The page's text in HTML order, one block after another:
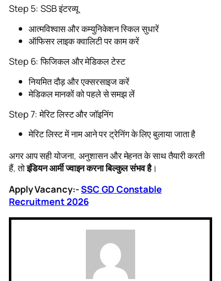
Step 5: SSB इंटरव्यू
आत्मविश्वास और कम्युनिकेशन स्किल सुधारें
ऑफिसर लाइक क्वालिटी पर काम करें
Step 6: फिजिकल और मेडिकल टेस्ट
नियमित दौड़ और एक्सरसाइज करें
मेडिकल मानकों को पहले से समझ लें
Step 7: मेरिट लिस्ट और जॉइनिंग
मेरिट लिस्ट में नाम आने पर ट्रेनिंग के लिए बुलाया जाता है
अगर आप सही योजना, अनुशासन और मेहनत के साथ तैयारी करती
हैं, तोइंडियन आर्मी ज्वाइन करना बिल्कुल संभव है।
Apply Vacancy:-SSC GD Constable
Recruitment 2026